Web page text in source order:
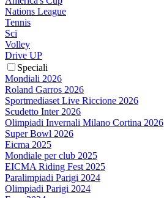
Nations League
Tennis
Sci
Volley
Drive UP
Speciali
Mondiali 2026
Roland Garros 2026
Sportmediaset Live Riccione 2026
Scudetto Inter 2026
Olimpiadi Invernali Milano Cortina 2026
Super Bowl 2026
Eicma 2025
Mondiale per club 2025
EICMA Riding Fest 2025
Paralimpiadi Parigi 2024
Olimpiadi Parigi 2024